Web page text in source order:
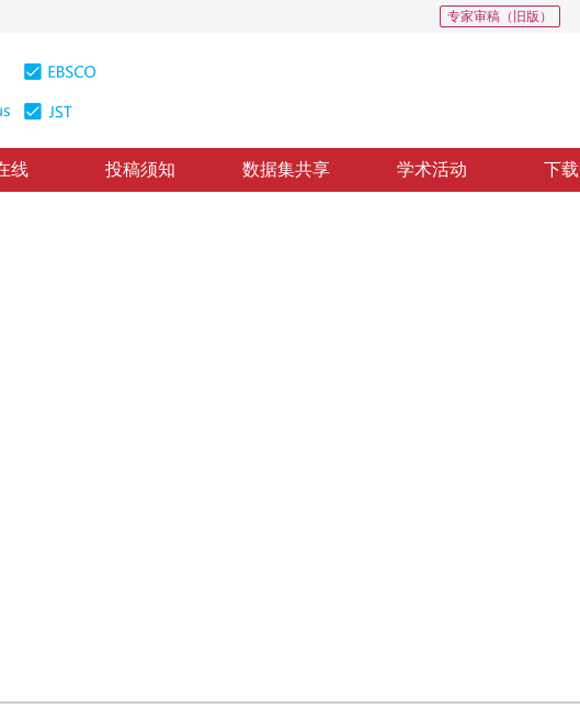
专家审稿（旧版）
线 投稿须知 数据集共享 学术活动 下